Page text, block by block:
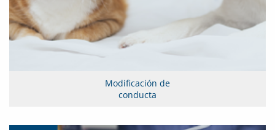
Modificación de
conducta